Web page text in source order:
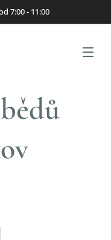
7:00 - 11:00